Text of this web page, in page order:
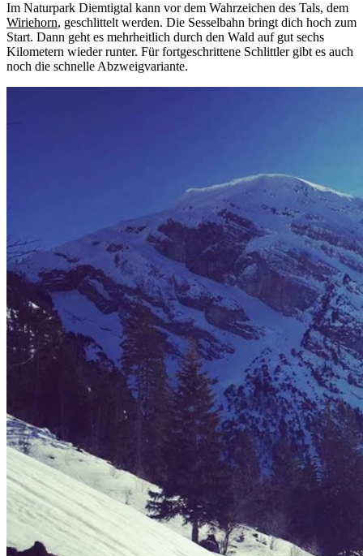
Im Naturpark Diemtigtal kann vor dem Wahrzeichen des Tals, dem
Wiriehorn, geschlittelt werden. Die Sesselbahn bringt dich hoch zum
Start. Dann geht es mehrheitlich durch den Wald auf gut sechs
Kilometern wieder runter. Für fortgeschrittene Schlittler gibt es auch
noch die schnelle Abzweigvariante.